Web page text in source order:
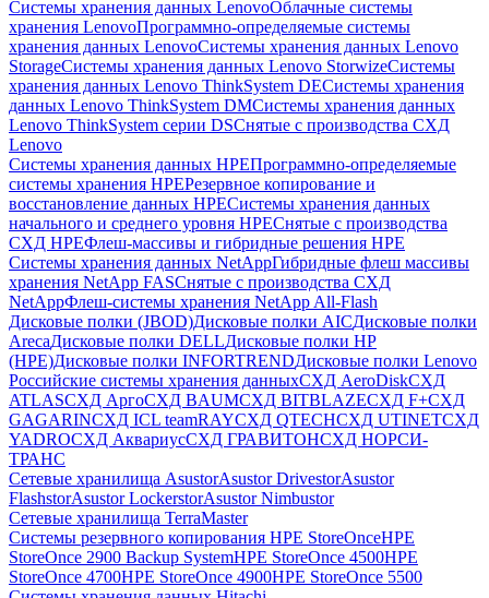
Системы хранения данных LenovoОблачные системы
хранения LenovoПрограммно-определяемые системы
хранения данных LenovoСистемы хранения данных Lenovo
StorageСистемы хранения данных Lenovo StorwizeСистемы
хранения данных Lenovo ThinkSystem DEСистемы хранения
данных Lenovo ThinkSystem DMСистемы хранения данных
Lenovo ThinkSystem серии DSСнятые с производства СХД
Lenovo
Системы хранения данных HPEПрограммно-определяемые
системы хранения HPEРезервное копирование и
восстановление данных HPEСистемы хранения данных
начального и среднего уровня HPEСнятые с производства
СХД HPEФлеш-массивы и гибридные решения HPE
Cистемы хранения данных NetAppГибридные флеш массивы
хранения NetApp FASСнятые с производства СХД
NetAppФлеш-системы хранения NetApp All-Flash
Дисковые полки (JBOD)Дисковые полки AICДисковые полки
ArecaДисковые полки DELLДисковые полки HP
(HPE)Дисковые полки INFORTRENDДисковые полки Lenovo
Российские системы хранения данныхСХД AeroDiskСХД
ATLASСХД AргоСХД BAUMСХД BITBLAZEСХД F+СХД
GAGARINСХД ICL teamRAYСХД QTECHСХД UTINETСХД
YADROСХД АквариусСХД ГРАВИТОНСХД НОРСИ-
ТРАНС
Сетевые хранилища AsustorAsustor DrivestorAsustor
FlashstorAsustor LockerstorAsustor Nimbustor
Сетевые хранилища TerraMaster
Системы резервного копирования HPE StoreOnceHPE
StoreOnce 2900 Backup SystemHPE StoreOnce 4500HPE
StoreOnce 4700HPE StoreOnce 4900HPE StoreOnce 5500